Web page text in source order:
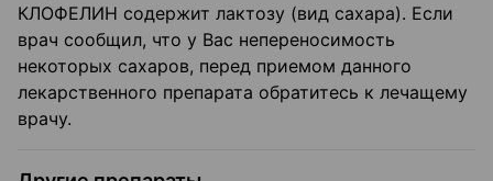
КЛОФЕЛИН содержит лактозу (вид сахара). Если
врач сообщил, что у Вас непереносимость
некоторых сахаров, перед приемом данного
лекарственного препарата обратитесь к лечащему
врачу.